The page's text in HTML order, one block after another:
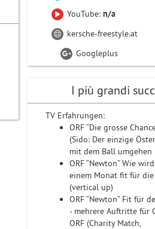
YouTube:n/a
kersche-freestyle.at
Googleplus
I più grandi
TV Erfahrungen:
ORF “Die grosse
(Sido: Der einzige
mit dem Ball umgehen
ORF “Newton” Wie
einem Monat fit für
(vertical up)
ORF “Newton” Fit für
- mehrere Auftritte für
ORF (Charity Match,